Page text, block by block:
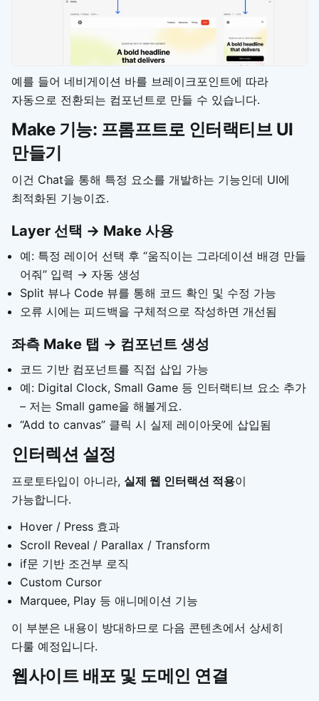
예를 들어 네비게이션 바를 브레이크포인트에 따라
자동으로 전환되는 컴포넌트로 만들 수 있습니다.
Make 기능: 프롬프트로 인터랙티브 UI
만들기
이건 Chat을 통해 특정 요소를 개발하는 기능인데 UI에
최적화된 기능이죠.
Layer 선택 → Make 사용
예: 특정 레이어 선택 후 “움직이는 그라데이션 배경 만들
어줘” 입력 → 자동 생성
Split 뷰나 Code 뷰를 통해 코드 확인 및 수정 가능
오류 시에는 피드백을 구체적으로 작성하면 개선됨
좌측 Make 탭 → 컴포넌트 생성
코드 기반 컴포넌트를 직접 삽입 가능
예: Digital Clock, Small Game 등 인터랙티브 요소 추가
– 저는 Small game을 해볼게요.
“Add to canvas” 클릭 시 실제 레이아웃에 삽입됨
인터렉션 설정
프로토타입이 아니라, 실제 웹 인터랙션 적용이
가능합니다.
Hover / Press 효과
Scroll Reveal / Parallax / Transform
if문 기반 조건부 로직
Custom Cursor
Marquee, Play 등 애니메이션 기능
이 부분은 내용이 방대하므로 다음 콘텐츠에서 상세히
다룰 예정입니다.
웹사이트 배포 및 도메인 연결